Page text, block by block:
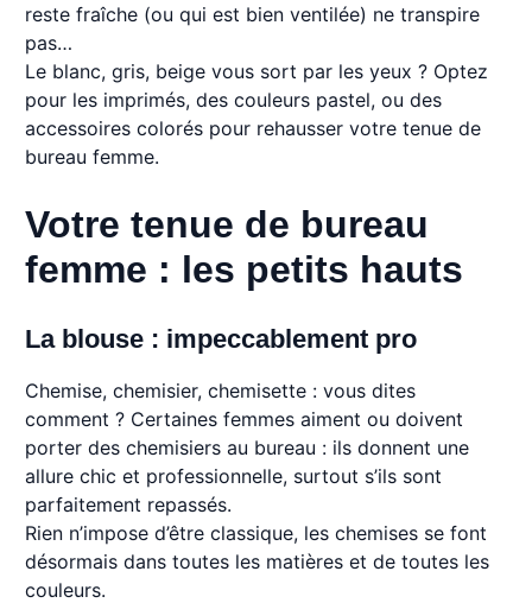
reste fraîche (ou qui est bien ventilée) ne transpire
pas…
Le blanc, gris, beige vous sort par les yeux ? Optez
pour les imprimés, des couleurs pastel, ou des
accessoires colorés pour rehausser votre tenue de
bureau femme.
Votre tenue de bureau
femme : les petits hauts
La blouse : impeccablement pro
Chemise, chemisier, chemisette : vous dites
comment ? Certaines femmes aiment ou doivent
porter des chemisiers au bureau : ils donnent une
allure chic et professionnelle, surtout s’ils sont
parfaitement repassés.
Rien n’impose d’être classique, les chemises se font
désormais dans toutes les matières et de toutes les
couleurs.